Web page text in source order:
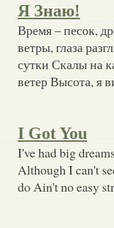
Я Знаю!
Время – песок,
ветры, глаза
сутки Скалы на
ветер Высота, я
I Got You
I've had big
Although I can't
do Ain't no easy